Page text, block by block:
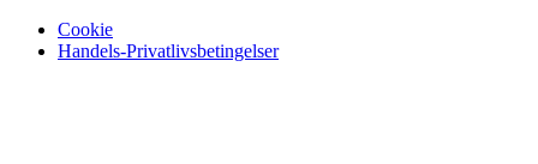
Cookie
Handels-Privatlivsbetingelser